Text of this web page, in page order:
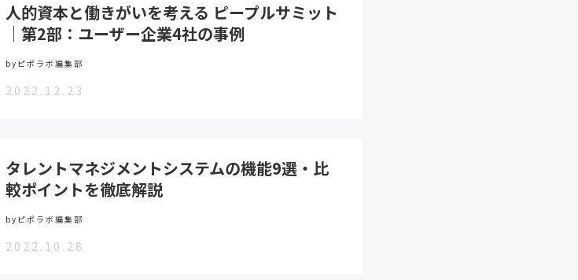
人的資本と働きがいを考える ピープルサミット
｜第2部：ユーザー企業4社の事例
byピポラボ編集部
2022.12.23
タレントマネジメントシステムの機能9選・比
較ポイントを徹底解説
byピポラボ編集部
2022.10.28